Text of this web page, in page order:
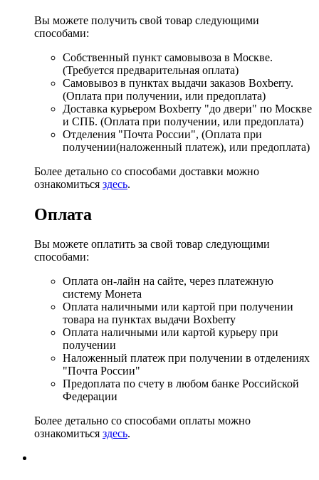
Вы можете получить свой товар следующими
способами:
Собственный пункт самовывоза в Москве.
(Требуется предварительная оплата)
Самовывоз в пунктах выдачи заказов Boxberry.
(Оплата при получении, или предоплата)
Доставка курьером Boxberry "до двери" по Москве
и СПБ. (Оплата при получении, или предоплата)
Отделения "Почта России", (Оплата при
получении(наложенный платеж), или предоплата)
Более детально со способами доставки можно
ознакомиться здесь.
Оплата
Вы можете оплатить за свой товар следующими
способами:
Оплата он-лайн на сайте, через платежную
систему Монета
Оплата наличными или картой при получении
товара на пунктах выдачи Boxberry
Оплата наличными или картой курьеру при
получении
Наложенный платеж при получении в отделениях
"Почта России"
Предоплата по счету в любом банке Российской
Федерации
Более детально со способами оплаты можно
ознакомиться здесь.